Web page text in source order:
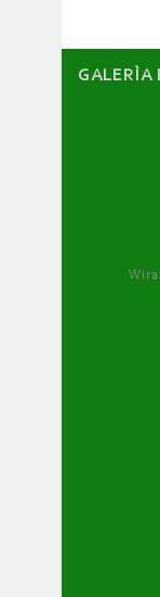
GALERÌA